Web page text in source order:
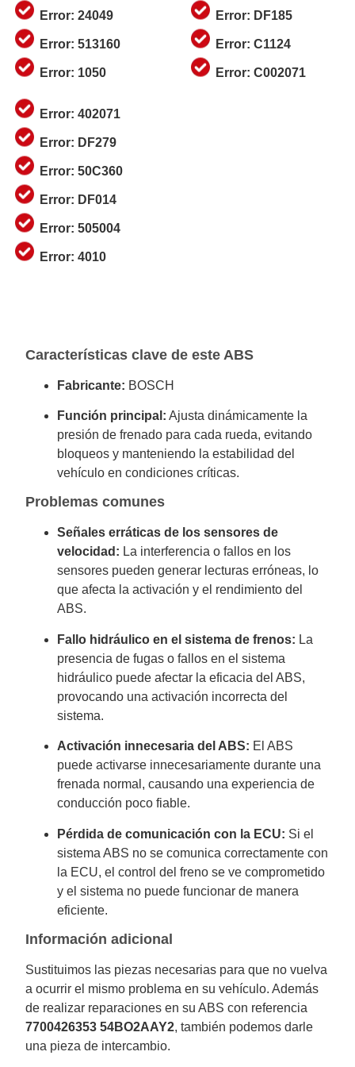
Error: 24049
Error: 513160
Error: 1050
Error: DF185
Error: C1124
Error: C002071
Error: 402071
Error: DF279
Error: 50C360
Error: DF014
Error: 505004
Error: 4010
Características clave de este ABS
Fabricante: BOSCH
Función principal: Ajusta dinámicamente la
presión de frenado para cada rueda, evitando
bloqueos y manteniendo la estabilidad del
vehículo en condiciones críticas.
Problemas comunes
Señales erráticas de los sensores de
velocidad: La interferencia o fallos en los
sensores pueden generar lecturas erróneas, lo
que afecta la activación y el rendimiento del
ABS.
Fallo hidráulico en el sistema de frenos: La
presencia de fugas o fallos en el sistema
hidráulico puede afectar la eficacia del ABS,
provocando una activación incorrecta del
sistema.
Activación innecesaria del ABS: El ABS
puede activarse innecesariamente durante una
frenada normal, causando una experiencia de
conducción poco fiable.
Pérdida de comunicación con la ECU: Si el
sistema ABS no se comunica correctamente con
la ECU, el control del freno se ve comprometido
y el sistema no puede funcionar de manera
eficiente.
Información adicional
Sustituimos las piezas necesarias para que no vuelva
a ocurrir el mismo problema en su vehículo. Además
de realizar reparaciones en su ABS con referencia
7700426353 54BO2AAY2, también podemos darle
una pieza de intercambio.